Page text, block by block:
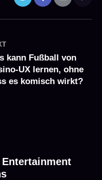
kann Fußball von
UX lernen, ohne
es komisch wirkt?